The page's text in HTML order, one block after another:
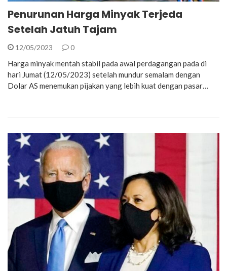
Penurunan Harga Minyak Terjeda
Setelah Jatuh Tajam
12/05/2023 0
Harga minyak mentah stabil pada awal perdagangan pada di
hari Jumat (12/05/2023) setelah mundur semalam dengan
Dolar AS menemukan pijakan yang lebih kuat dengan pasar…